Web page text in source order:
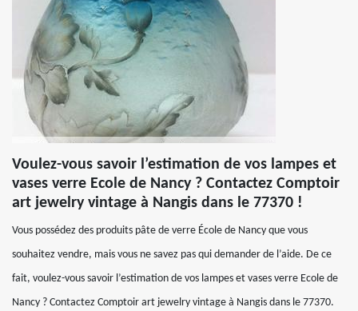
Voulez-vous savoir l’estimation de vos lampes et
vases verre Ecole de Nancy ? Contactez Comptoir
art jewelry vintage à Nangis dans le 77370 !
Vous possédez des produits pâte de verre École de Nancy que vous
souhaitez vendre, mais vous ne savez pas qui demander de l’aide. De ce
fait, voulez-vous savoir l’estimation de vos lampes et vases verre Ecole de
Nancy ? Contactez Comptoir art jewelry vintage à Nangis dans le 77370.